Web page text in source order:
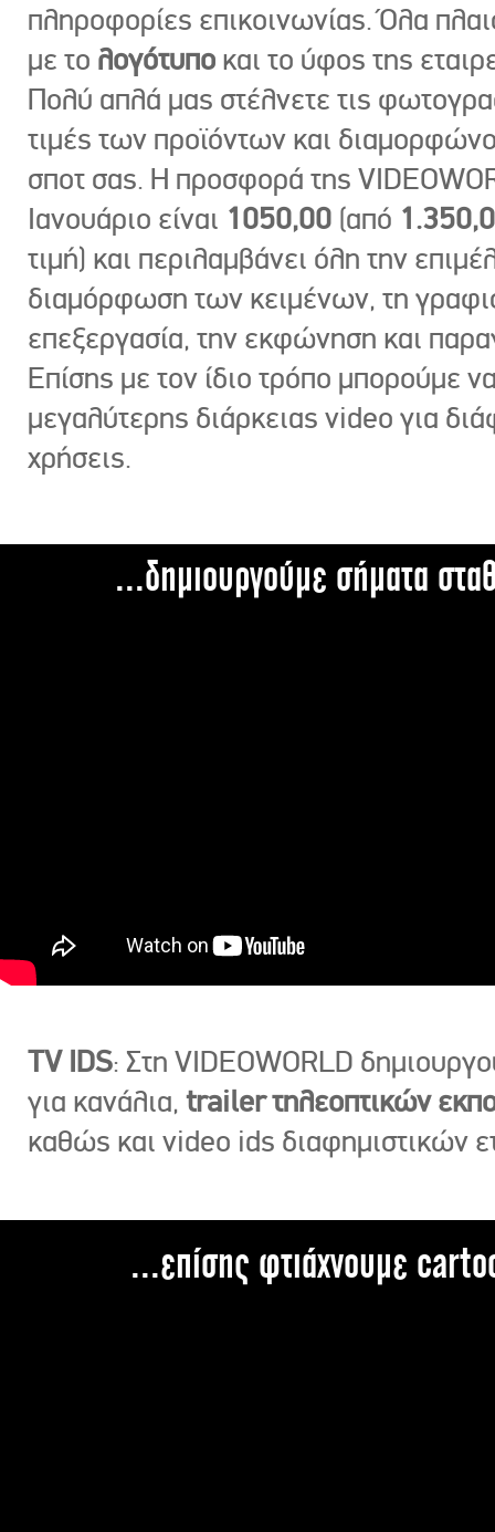
πληροφορίες επικοινωνίας. Όλα
με το λογότυπο και το ύφος της
Πολύ απλά μας στέλνετε τις
τιμές των προϊόντων και
σποτ σας. Η προσφορά της
Ιανουάριο είναι 1050,00 (από
τιμή) και περιλαμβάνει όλη την
διαμόρφωση των κειμένων, τη
επεξεργασία, την εκφώνηση και
Επίσης με τον ίδιο τρόπο μπορούμε
μεγαλύτερης διάρκειας video για
χρήσεις.
...δημιουργούμε σήματα
TV IDS: Στη VIDEOWORLD
για κανάλια, trailer τηλεοπτικών
καθώς και video ids διαφημιστικών
...επίσης φτιάχνουμε